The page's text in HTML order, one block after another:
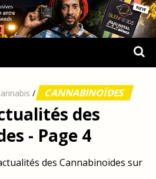
/ CANNABINOÏDES
des
- Page 4
des Cannabinoïdes sur